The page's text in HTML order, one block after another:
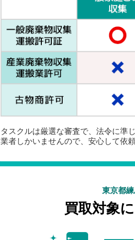
タスクルは厳選な審査で、法令に準
業者しかいませんので、安心して依
東京都
買取対象